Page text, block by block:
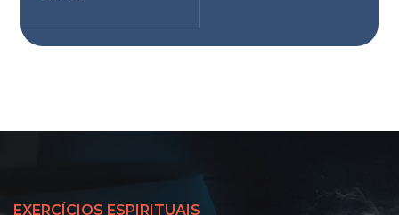
EXERCÍCIOS ESPIRITUAIS